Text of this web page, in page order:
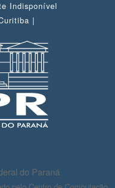
Indisponível
|
do Paraná